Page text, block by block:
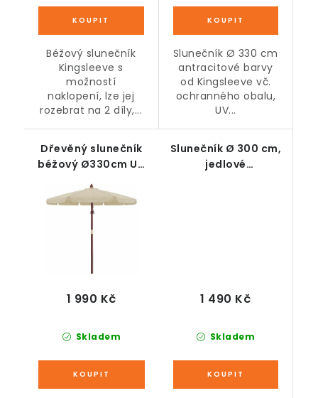
Béžový slunečník
Kingsleeve s
možností
naklopení, lze jej
rozebrat na 2 díly,...
Slunečník Ø 330 cm
antracitové barvy
od Kingsleeve vč.
ochranného obalu,
UV...
Dřevěný slunečník
béžový Ø330cm UV
Skladem
1 990 Kč
Slunečník Ø 300 cm,
jedlové
Skladem
1 490 Kč